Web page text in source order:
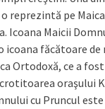
reprezintă pe
Icoana Maicii
icoana făcătoare
Ortodoxă, ce a
oraşului
cu Pruncul